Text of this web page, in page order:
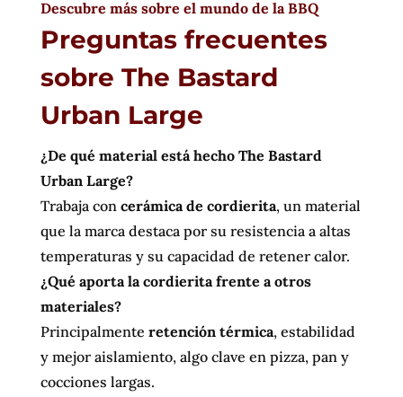
Descubre más sobre el mundo de la BBQ
Preguntas frecuentes
sobre The Bastard
Urban Large
¿De qué material está hecho The Bastard
Urban Large?
Trabaja con cerámica de cordierita, un material
que la marca destaca por su resistencia a altas
temperaturas y su capacidad de retener calor.
¿Qué aporta la cordierita frente a otros
materiales?
Principalmente retención térmica, estabilidad
y mejor aislamiento, algo clave en pizza, pan y
cocciones largas.